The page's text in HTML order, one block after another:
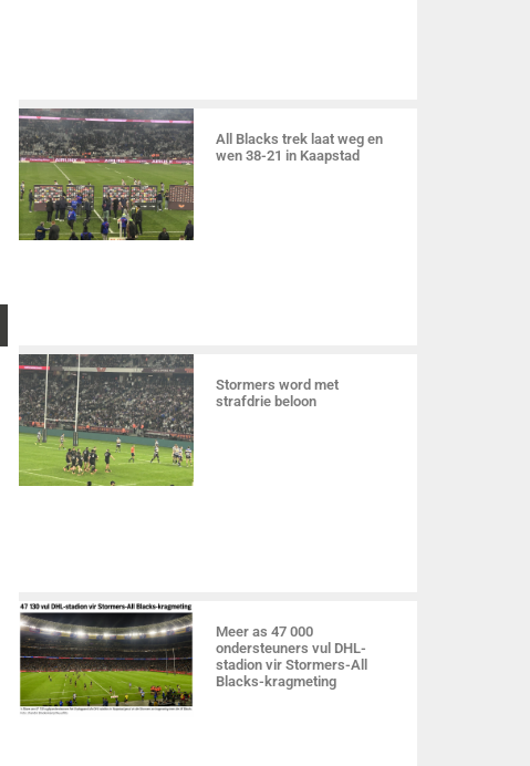
All Blacks trek laat weg en
wen 38-21 in Kaapstad
Stormers word met
strafdrie beloon
Meer as 47 000
ondersteuners vul DHL-
stadion vir Stormers-All
Blacks-kragmeting